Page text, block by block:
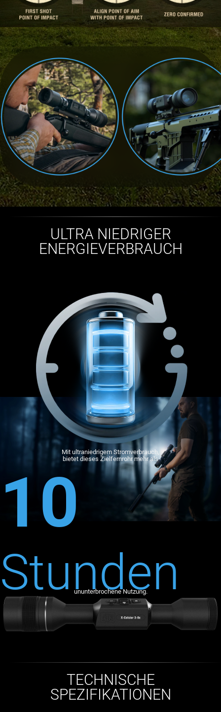
ULTRA NIEDRIGER
ENERGIEVERBRAUCH
Mit ultraniedrigem Stromverbrauch,
bietet dieses Zielfernrohr mehr als
10
Stunden
ununterbrochene Nutzung.
TECHNISCHE
SPEZIFIKATIONEN